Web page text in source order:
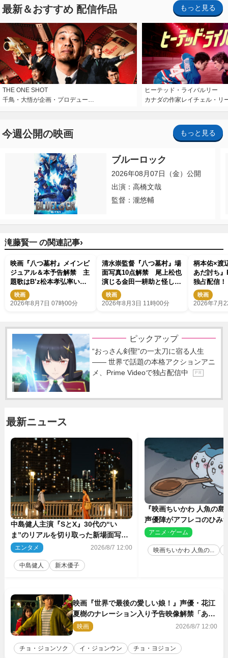
最新＆おすすめ 配信作品 もっと見る
THE ONE SHOT
千鳥・大悟が企画・プロデュー…
ヒーテッド・ライバルリー
カナダの作家レイチェル・リ
今週公開の映画 もっと見る
ブルーロック
2026年08月07日（金）公開
出演：高橋文哉
監督：瀧悠輔
滝藤賢一 の関連記事›
映画『八つ墓村』メインビ
ジュアル＆本予告解禁 主
題歌はB’z松本孝弘率いる
TMG「DOOM」に決定
映画
2026年8月7日 07時00分
清水崇監督『八つ墓村』場
面写真10点解禁 尾上松也
演じる金田一耕助と怪しき
村人たち
映画
2026年8月3日 11時00分
柄本佑×渡
あだ討ち
独占配信
手・源孝
テリー
映画
2026年7月
ピックアップ
“おっさん剣聖”の一太刀に宿る人生
―― 世界で話題の本格アクションアニ
メ、Prime Videoで独占配信中
P R
最新ニュース
中島健人主演『SとX』30代の“い
ま”のリアルを切り取った新場面写真
5点解禁
エンタメ 2026/8/7 12:00
中島健人 新木優子
『映画ちいかわ 人魚の
声優陣がアフレコのひみ
を解説！ 新カットも到
アニメ･ゲーム
映画ちいかわ 人魚の...
映画『世界で最後の愛しい娘！』声優・花江
夏樹のナレーション入り予告映像解禁「あふ
れ出る温かさに涙が止まらない！」
映画 2026/8/7 12:00
チョ・ジョンソク イ・ジョンウン チョ・ヨジョン